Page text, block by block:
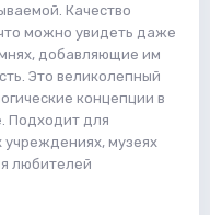
Качество
можно увидеть даже
добавляющие им
Это великолепный
концепции в
Подходит для
учреждениях, музеях
любителей